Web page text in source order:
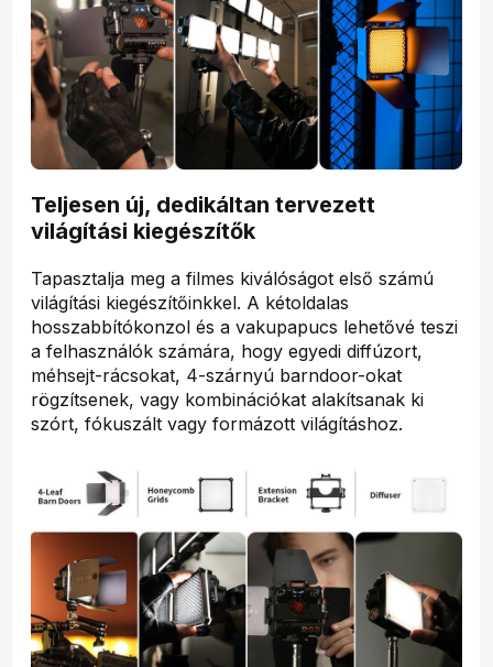
Teljesen új, dedikáltan tervezett
világítási kiegészítők
Tapasztalja meg a filmes kiválóságot első számú
világítási kiegészítőinkkel. A kétoldalas
hosszabbítókonzol és a vakupapucs lehetővé teszi
a felhasználók számára, hogy egyedi diffúzort,
méhsejt-rácsokat, 4-szárnyú barndoor-okat
rögzítsenek, vagy kombinációkat alakítsanak ki
szórt, fókuszált vagy formázott világításhoz.